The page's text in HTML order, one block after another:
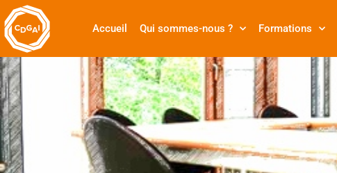
Accueil Qui sommes-nous ? Formations